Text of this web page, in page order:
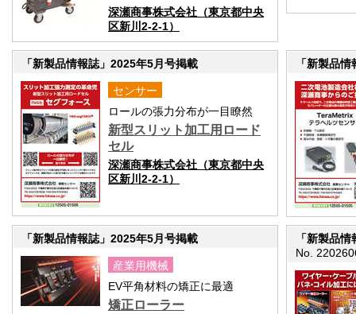
深瀬商事株式会社（東京都中央
区新川2-2-1）
「新製品情報誌」2025年5月号掲載
センサー
ロールの張力分布が一目瞭然
新型スリット加工用ロード
セル
深瀬商事株式会社（東京都中央
区新川2-2-1）
「新製品
「新製品情報誌」2025年5月号掲載
産業用機械
EV平角材料の矯正に最適
矯正ローラー
「新製品
No.